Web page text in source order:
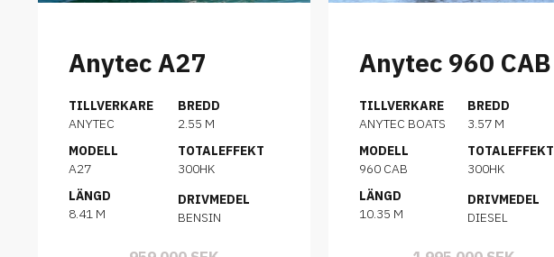
Anytec A27
TILLVERKARE
ANYTEC
MODELL
A27
LÄNGD
8.41 M
BREDD
2.55 M
TOTALEFFEKT
300HK
DRIVMEDEL
BENSIN
Anytec 960 CAB
TILLVERKARE
ANYTEC BOATS
MODELL
960 CAB
LÄNGD
10.35 M
BREDD
3.57 M
TOTALEFFEKT
300HK
DRIVMEDEL
DIESEL